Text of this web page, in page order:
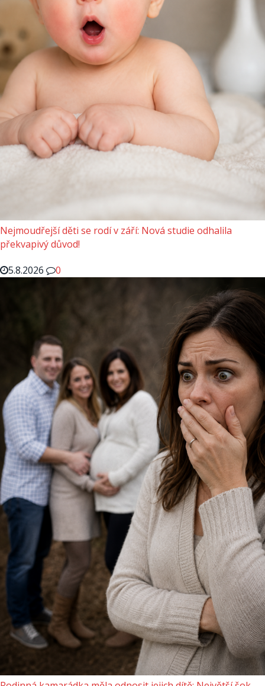
Nejmoudřejší děti se rodí v září: Nová studie odhalila
překvapivý důvod!
5.8.2026
0